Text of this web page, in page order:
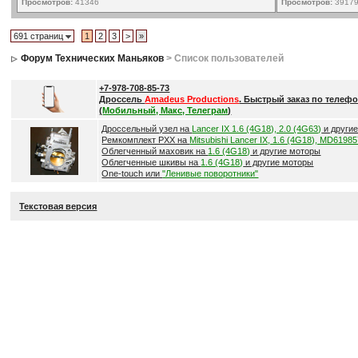
Просмотров: 41346
Просмотров: 39179
691 страниц 1 2 3 > »
Форум Технических Маньяков > Список пользователей
+7-978-708-85-73
ДроссельAmadeus Productions. Быстрый заказ по
(Мобильный, Макс, Телеграм)
Дроссельный узел на Lancer IX 1.6 (4G18), 2.0 (4G63) и
Ремкомплект РХХ на Mitsubishi Lancer IX, 1.6 (4G18),
Облегченный маховик на 1.6 (4G18) и другие моторы
Облегченные шкивы на 1.6 (4G18) и другие моторы
One-touch или"Ленивые поворотники"
Текстовая версия